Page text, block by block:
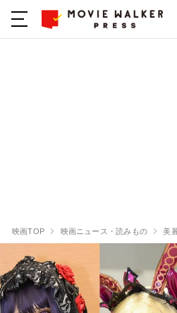
映画TOP 映画ニュース・読みもの 美